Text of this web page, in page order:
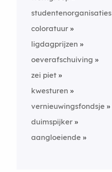
studentenorganisaties
coloratuur
ligdagprijzen
oeverafschuiving
zei piet
kwesturen
vernieuwingsfondsje
duimspijker
aangloeiende